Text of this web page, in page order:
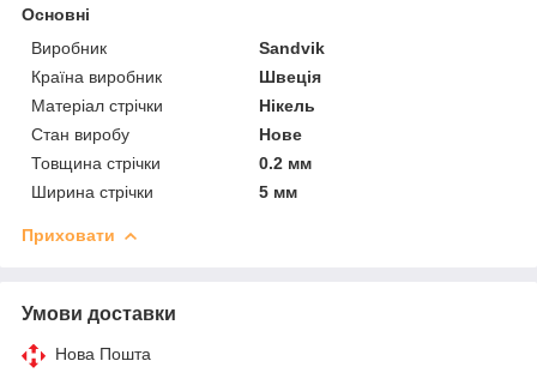
Основні
Виробник
Sandvik
Країна виробник
Швеція
Матеріал стрічки
Нікель
Стан виробу
Нове
Товщина стрічки
0.2 мм
Ширина стрічки
5 мм
Приховати
Умови доставки
Нова Пошта